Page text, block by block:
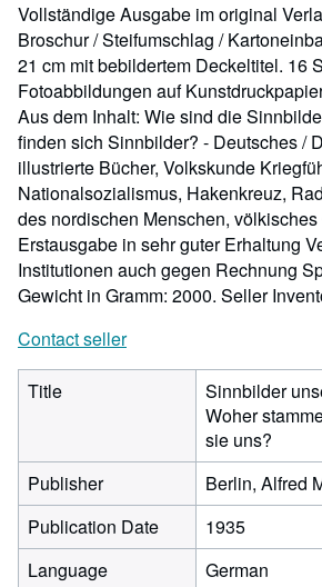
Vollständige Ausgabe im original
Broschur / Steifumschlag /
21 cm mit bebildertem Deckeltitel. 16
Fotoabbildungen auf
Aus dem Inhalt: Wie sind die
finden sich Sinnbilder? - Deutsches /
illustrierte Bücher, Volkskunde
Nationalsozialismus, Hakenkreuz,
des nordischen Menschen,
Erstausgabe in sehr guter Erhaltung
Institutionen auch gegen Rechnung
Gewicht in Gramm: 2000. Seller
Contact seller
Title
Sinnbilder
Woher
sie uns?
Publisher
Berlin, Alfred
Publication Date
1935
Language
German